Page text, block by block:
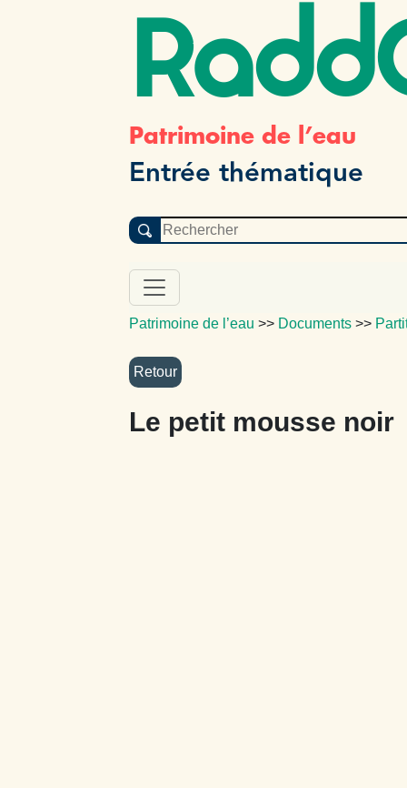
Patrimoine de l’eau
Entrée thématique
Patrimoine de l’eau >> Documents >>
Le petit mousse noir